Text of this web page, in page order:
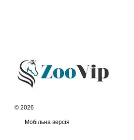
© 2026
Мобільна версія